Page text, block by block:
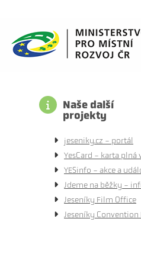
Naše další
projekty
jeseniky.cz - portál
YesCard - karta plná
YESinfo - akce a
Jdeme na běžky -
Jeseníky Film Office
Jeseníky Convention